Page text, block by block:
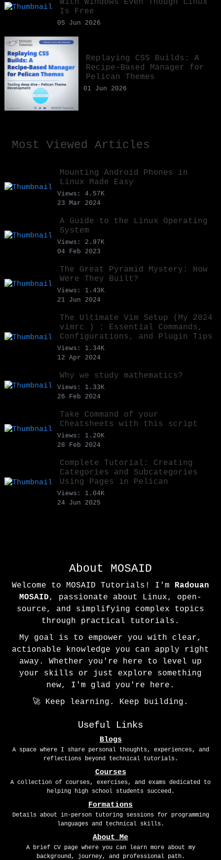
With Windows Even Though Linux
Is Free
05 Jun 2026
Replaying CSS Builds: A
Recipe-Based Manager for
Pelican Themes
01 Jun 2026
Most Viewed Articles
Mounting Android Phones in
Linux Made Easy
Views: 4.57K
23 Mar 2024
A Guide to the Linux Operating
System
Views: 2.97K
04 Feb 2023
The Great Pyramid Mystery: How
Were They Built?
Views: 1.43K
21 Jun 2024
The Ultimate Vim Setup (My 2024
vimrc ) : Essential Commands,
Configurations, and Plugin Tips
Views: 1.34K
12 Apr 2024
Why we study mathematics?
Views: 1.33K
26 Feb 2024
Take Command of your
Cheatsheets with this script
Views: 1.20K
28 Feb 2024
Complete Tutorial: Creating
Categories and Subcategories
Using Pages in Pelican
Views: 1.04K
24 Jun 2025
About MOSAID
Welcome to MOSAID Tutorials! I'm Radouan
MOSAID, passionate about Linux, open-
source, and simplifying complex topics
through practical tutorials.
My goal is to empower you with clear,
actionable knowledge you can apply right
away. Whether you're here to level up
your skills or just explore something
new, I'm glad you're here.
🚀 Keep learning. Keep building.
Useful Links
Blogs
A space where I share personal thoughts, experiences, and
reflections beyond technical tutorials.
Courses
A collection of courses, exercises, and exams dedicated to
helping high school students succeed.
Formations
Details about in-person tutoring sessions for programming
languages and technical skills.
About Me
A brief CV page where you can learn more about my
background, journey, and professional path.